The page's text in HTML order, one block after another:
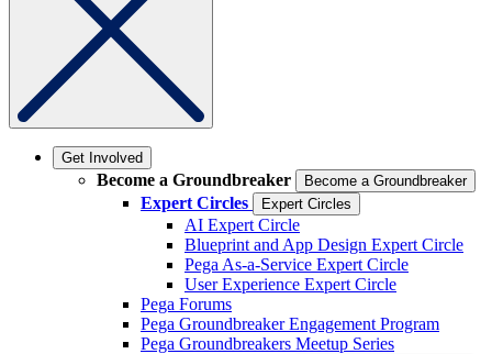
Get Involved
Become a Groundbreaker Become a Groundbreaker
Expert Circles Expert Circles
AI Expert Circle
Blueprint and App Design Expert Circle
Pega As-a-Service Expert Circle
User Experience Expert Circle
Pega Forums
Pega Groundbreaker Engagement Program
Pega Groundbreakers Meetup Series